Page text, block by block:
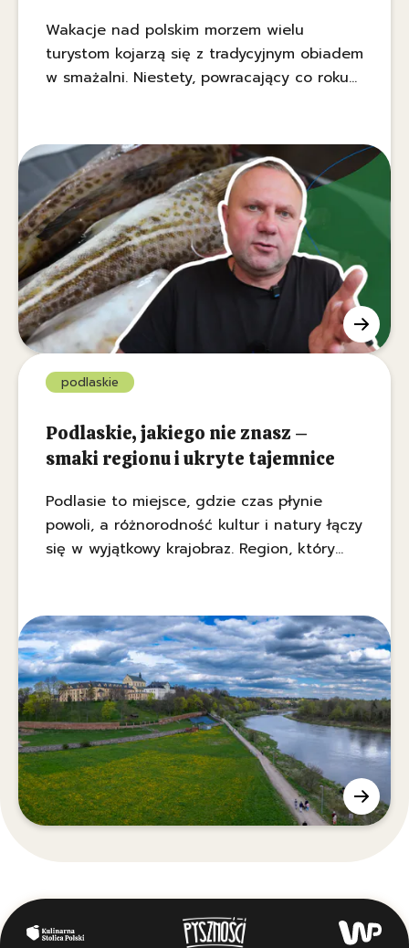
Wakacje nad polskim morzem wielu
turystom kojarzą się z tradycyjnym obiadem
w smażalni. Niestety, powracający co roku
portalu Pyszności.pl, na naszych talerzach
zamiast zamówionego dorsza coraz
częściej ląduje znacznie tańsza ryba.
Sprawę nagłośnił znany kucharz Tomasz
Strzelczyk, a oficjalne kontrole urzędników
tylko potwierdzają te doniesienia.
podlaskie
Podlaskie, jakiego nie znasz –
smaki regionu i ukryte tajemnice
Podlasie to miejsce, gdzie czas płynie
powoli, a różnorodność kultur i natury łączy
się w wyjątkowy krajobraz. Region, który
wieków tworzą wspólne dziedzictwo.
Wyrusz z nami poza utarte szlaki: spróbuj
tradycyjnej kuchni i odkryj dzikie, mało
znane atrakcje województwa.